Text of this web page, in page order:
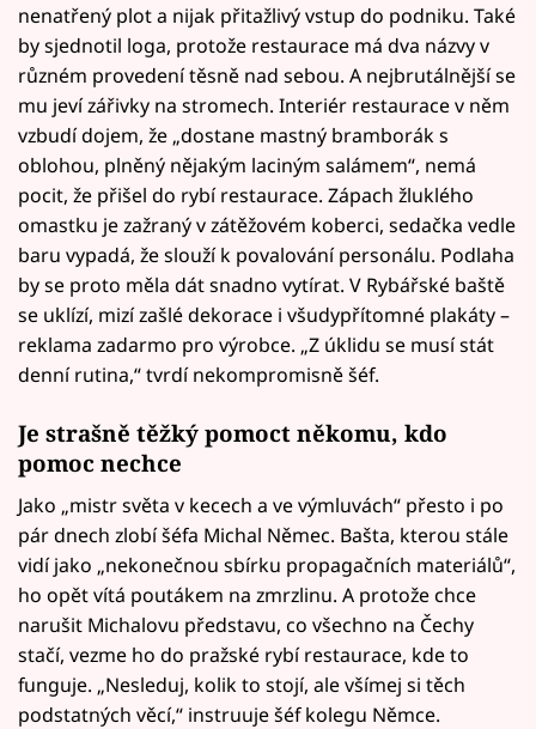
nenatřený plot a nijak přitažlivý vstup do podniku. Také
by sjednotil loga, protože restaurace má dva názvy v
různém provedení těsně nad sebou. A nejbrutálnější se
mu jeví zářivky na stromech. Interiér restaurace v něm
vzbudí dojem, že „dostane mastný bramborák s
oblohou, plněný nějakým laciným salámem“, nemá
pocit, že přišel do rybí restaurace. Zápach žluklého
omastku je zažraný v zátěžovém koberci, sedačka vedle
baru vypadá, že slouží k povalování personálu. Podlaha
by se proto měla dát snadno vytírat. V Rybářské baště
se uklízí, mizí zašlé dekorace i všudypřítomné plakáty –
reklama zadarmo pro výrobce. „Z úklidu se musí stát
denní rutina,“ tvrdí nekompromisně šéf.
Je strašně těžký pomoct někomu, kdo
pomoc nechce
Jako „mistr světa v kecech a ve výmluvách“ přesto i po
pár dnech zlobí šéfa Michal Němec. Bašta, kterou stále
vidí jako „nekonečnou sbírku propagačních materiálů“,
ho opět vítá poutákem na zmrzlinu. A protože chce
narušit Michalovu představu, co všechno na Čechy
stačí, vezme ho do pražské rybí restaurace, kde to
funguje. „Nesleduj, kolik to stojí, ale všímej si těch
podstatných věcí,“ instruuje šéf kolegu Němce.